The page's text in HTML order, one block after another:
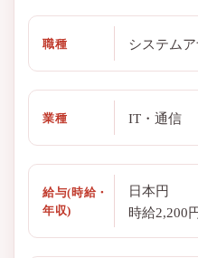
職種 システム
業種 IT・通信
給与(時給・
年収)
日本円
時給2,200